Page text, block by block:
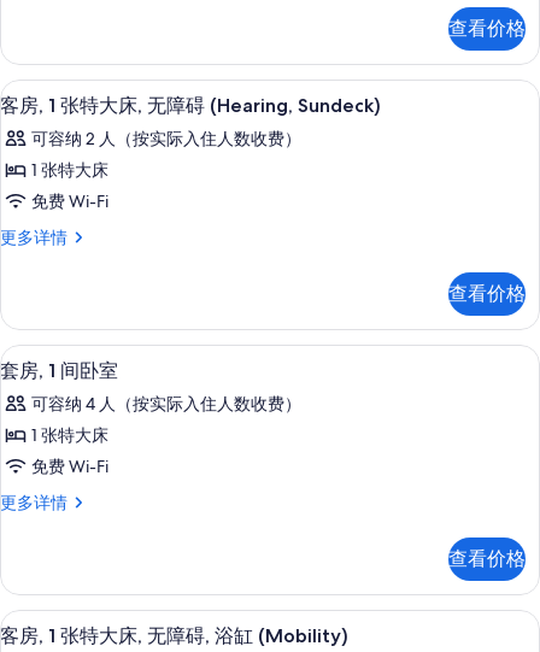
有
照
片
大
床,
无
障
碍,
浴
缸
的
所
有
照
片
特
大
床,
障
碍,
缸
(Mobility,
Sundeck)
信
查看价格
显
示
客
房,
张
大
床,
无
障
碍
(Hearing,
Sundeck)
有
照
客房内保险箱、办公桌、笔记本电脑
5
客房, 1 张特大床, 无障碍 (Hearing, Sundeck)
可容纳 2 人（按实际入住人数收费）
1 张特大床
免费 Wi-Fi
更多详情
客
特
大
床,
障
碍
(Hearing,
Sundeck)
更
多
查看价格
显
示
套
房,
间
室
的
所
套房, 1 间卧室 | 起居区 | 平板电视、收
4
套房, 1 间卧室
可容纳 4 人（按实际入住人数收费）
1 张特大床
免费 Wi-Fi
更多详情
套
卧
室
更
查看价格
显
客房内保险箱、办公桌、笔记本电脑
5
客房, 1 张特大床, 无障碍, 浴缸 (Mobility)